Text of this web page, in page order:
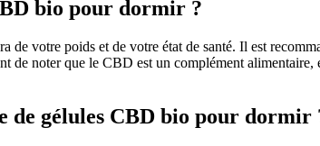
bio pour dormir ?
votre poids et de votre état de santé. Il est
de noter que le CBD est un complément
de gélules CBD bio pour dormir